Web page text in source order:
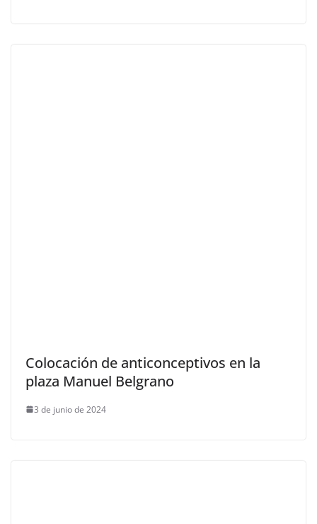
Colocación de anticonceptivos en la
plaza Manuel Belgrano
3 de junio de 2024